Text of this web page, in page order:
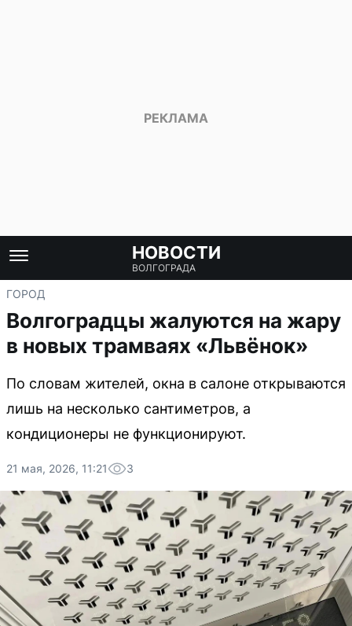
НОВОСТИ
ВОЛГОГРАДА
ГОРОД
Волгоградцы жалуются на жару
в новых трамваях «Львёнок»
По словам жителей, окна в салоне открываются
лишь на несколько сантиметров, а
кондиционеры не функционируют.
21 мая, 2026, 11:21 3